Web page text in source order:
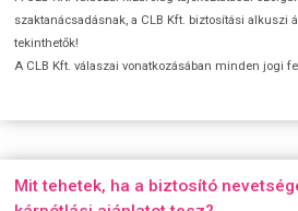
szaktanácsadásnak, a CLB Kft. biztosítási alkuszi
tekinthetők!
A CLB Kft. válaszai vonatkozásában minden jogi
Mit tehetek, ha a biztosító